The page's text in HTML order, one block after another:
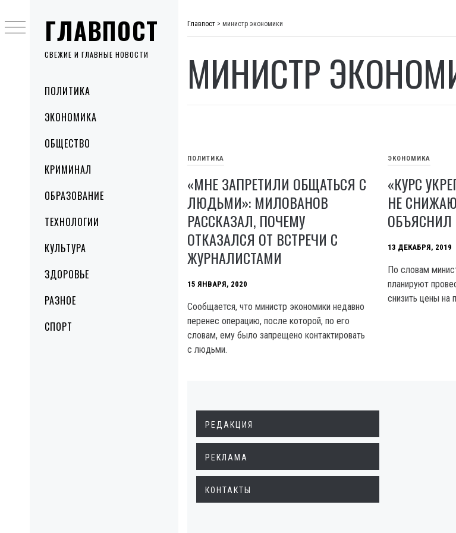
ГЛАВПОСТ
СВЕЖИЕ И ГЛАВНЫЕ НОВОСТИ
MenuПОЛИТИКА
ЭКОНОМИКА
ОБЩЕСТВО
КРИМИНАЛ
ОБРАЗОВАНИЕ
ТЕХНОЛОГИИ
КУЛЬТУРА
ЗДОРОВЬЕ
РАЗНОЕ
СПОРТ
to
content
Главпост > министр экономики
МИНИСТР
ПОЛИТИКА
«МНЕ ЗАПРЕТИЛИ ОБЩАТЬСЯ С
ЛЮДЬМИ»: МИЛОВАНОВ
РАССКАЗАЛ, ПОЧЕМУ
ОТКАЗАЛСЯ ОТ ВСТРЕЧИ С
ЖУРНАЛИСТАМИ
15 ЯНВАРЯ, 2020
Сообщается, что министр экономики недавно
перенес операцию, после которой, по его
словам, ему было запрещено контактировать
с людьми.
ЭКОНОМИКА
«КУРС
НЕ
ОБЪЯСНИЛ
13 ДЕКАБРЯ, 2019
По словам
планируют
снизить цены на
РЕДАКЦИЯ
РЕКЛАМА
КОНТАКТЫ